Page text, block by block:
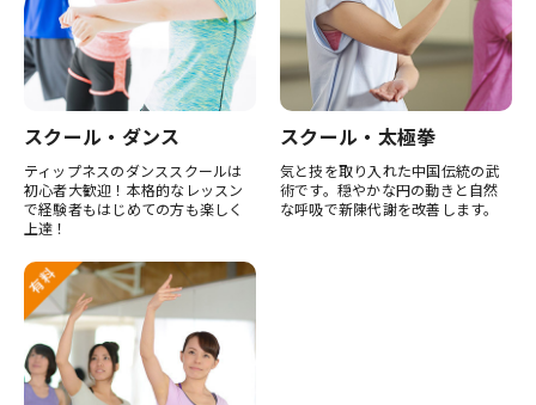
スクール・ダンス
ティップネスのダンススクールは
初心者大歓迎！本格的なレッスン
で経験者もはじめての方も楽しく
上達！
スクール・太極拳
気と技を取り入れた中国伝統の武
術です。穏やかな円の動きと自然
な呼吸で新陳代謝を改善します。